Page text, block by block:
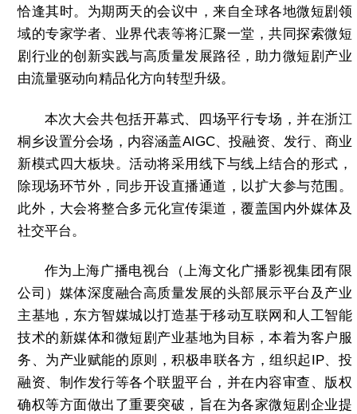
恰逢其时。为期两天的会议中，来自全球各地微短剧领
域的专家学者、业界代表等将汇聚一堂，共同探索微短
剧行业的创新实践与高质量发展路径，助力微短剧产业
由流量驱动向精品化方向转型升级。
本次大会共包括开幕式、四场平行专场，并在浙江
桐乡设置分会场，内容涵盖AIGC、投融资、发行、商业
新模式四大板块。活动将采用线下与线上结合的形式，
除现场环节外，同步开设直播通道，以扩大参与范围。
此外，大会将整合多元化宣传渠道，覆盖国内外媒体及
社交平台。
作为上海广播电视台（上海文化广播影视集团有限
公司）媒体深度融合高质量发展的头部展示平台及产业
主基地，东方智媒城以打造基于移动互联网和人工智能
技术的新媒体和微短剧产业基地为目标，本着为客户服
务、为产业赋能的原则，积极串联各方，组织起IP、投
融资、制作发行等各个联盟平台，并在内容审查、版权
确权等方面做出了重要突破，旨在为各家微短剧企业提